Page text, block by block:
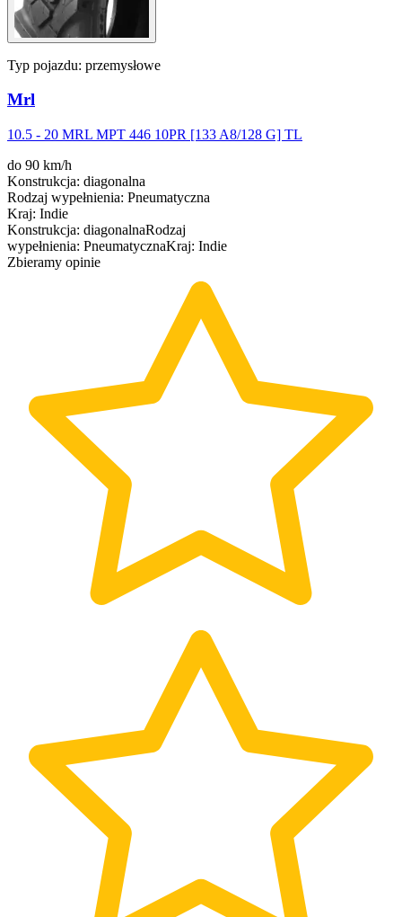
Typ pojazdu: przemysłowe
Mrl
10.5 - 20 MRL MPT 446 10PR [133 A8/128 G] TL
do 90 km/h
Konstrukcja: diagonalna
Rodzaj wypełnienia: Pneumatyczna
Kraj: Indie
Konstrukcja: diagonalnaRodzaj
wypełnienia: PneumatycznaKraj: Indie
Zbieramy opinie